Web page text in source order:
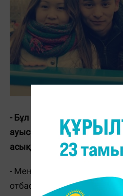
- Бұл мектепке дәл он
ауысып кеттің? Әдетте
асыққан түлектер осылай
- Мен бұл мектепке бір ғана
отбасылық жағдаймен